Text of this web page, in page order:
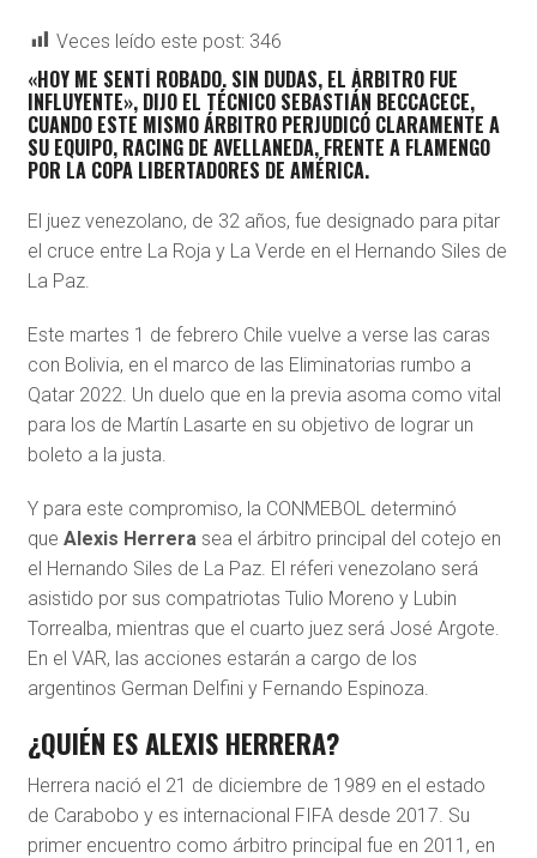
Veces leído este post: 346
«HOY ME SENTÍ ROBADO. SIN DUDAS, EL ÁRBITRO FUE
INFLUYENTE», DIJO EL TÉCNICO SEBASTIÁN BECCACECE,
CUANDO ESTE MISMO ÁRBITRO PERJUDICÓ CLARAMENTE A
SU EQUIPO, RACING DE AVELLANEDA, FRENTE A FLAMENGO
POR LA COPA LIBERTADORES DE AMÉRICA.
El juez venezolano, de 32 años, fue designado para pitar
el cruce entre La Roja y La Verde en el Hernando Siles de
La Paz.
Este martes 1 de febrero Chile vuelve a verse las caras
con Bolivia, en el marco de las Eliminatorias rumbo a
Qatar 2022. Un duelo que en la previa asoma como vital
para los de Martín Lasarte en su objetivo de lograr un
boleto a la justa.
Y para este compromiso, la CONMEBOL determinó
que Alexis Herrera sea el árbitro principal del cotejo en
el Hernando Siles de La Paz. El réferi venezolano será
asistido por sus compatriotas Tulio Moreno y Lubin
Torrealba, mientras que el cuarto juez será José Argote.
En el VAR, las acciones estarán a cargo de los
argentinos German Delfini y Fernando Espinoza.
¿QUIÉN ES ALEXIS HERRERA?
Herrera nació el 21 de diciembre de 1989 en el estado
de Carabobo y es internacional FIFA desde 2017. Su
primer encuentro como árbitro principal fue en 2011, en